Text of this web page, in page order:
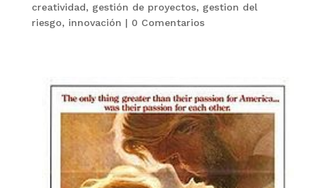
creatividad, gestión de proyectos, gestion del
riesgo, innovación | 0 Comentarios